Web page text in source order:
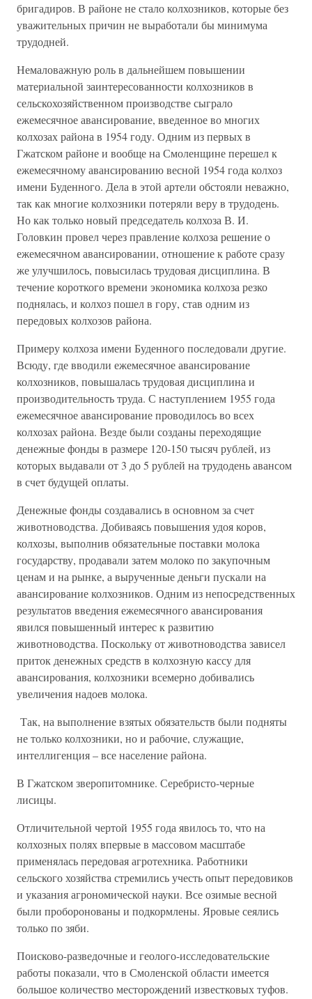
бригадиров. В районе не стало колхозников, которые без
уважительных причин не выработали бы минимума
трудодней.
Немаловажную роль в дальнейшем повышении
материальной заинтересованности колхозников в
сельскохозяйственном производстве сыграло
ежемесячное авансирование, введенное во многих
колхозах района в 1954 году. Одним из первых в
Гжатском районе и вообще на Смоленщине перешел к
ежемесячному авансированию весной 1954 года колхоз
имени Буденного. Дела в этой артели обстояли неважно,
так как многие колхозники потеряли веру в трудодень.
Но как только новый председатель колхоза В. И.
Головкин провел через правление колхоза решение о
ежемесячном авансировании, отношение к работе сразу
же улучшилось, повысилась трудовая дисциплина. В
течение короткого времени экономика колхоза резко
поднялась, и колхоз пошел в гору, став одним из
передовых колхозов района.
Примеру колхоза имени Буденного последовали другие.
Всюду, где вводили ежемесячное авансирование
колхозников, повышалась трудовая дисциплина и
производительность труда. С наступлением 1955 года
ежемесячное авансирование проводилось во всех
колхозах района. Везде были созданы переходящие
денежные фонды в размере 120-150 тысяч рублей, из
которых выдавали от 3 до 5 рублей на трудодень авансом
в счет будущей оплаты.
Денежные фонды создавались в основном за счет
животноводства. Добиваясь повышения удоя коров,
колхозы, выполнив обязательные поставки молока
государству, продавали затем молоко по закупочным
ценам и на рынке, а вырученные деньги пускали на
авансирование колхозников. Одним из непосредственных
результатов введения ежемесячного авансирования
явился повышенный интерес к развитию
животноводства. Поскольку от животноводства зависел
приток денежных средств в колхозную кассу для
авансирования, колхозники всемерно добивались
увеличения надоев молока.
Так, на выполнение взятых обязательств были подняты
не только колхозники, но и рабочие, служащие,
интеллигенция – все население района.
В Гжатском зверопитомнике. Серебристо-черные
лисицы.
Отличительной чертой 1955 года явилось то, что на
колхозных полях впервые в массовом масштабе
применялась передовая агротехника. Работники
сельского хозяйства стремились учесть опыт передовиков
и указания агрономической науки. Все озимые весной
были проборонованы и подкормлены. Яровые сеялись
только по зяби.
Поисково-разведочные и геолого-исследовательские
работы показали, что в Смоленской области имеется
большое количество месторождений известковых туфов.